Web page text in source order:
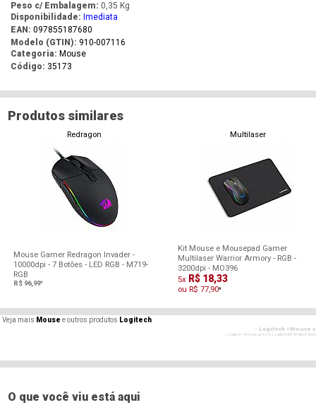
Peso c/ Embalagem: 0,35 Kg
Disponibilidade: Imediata
EAN: 097855187680
Modelo (GTIN): 910-007116
Categoria: Mouse
Código: 35173
Produtos similares
Redragon
Mouse Gamer Redragon Invader -
10000dpi - 7 Botões - LED RGB - M719-
RGB
R$ 96,99*
Multilaser
Kit Mouse e Mousepad Gamer
Multilaser Warrior Armory - RGB -
3200dpi - MO396
5x R$ 18,33
ou R$ 77,90*
Veja mais Mouse e outros produtos Logitech
- Logitech =Mouse
- - Logitech = Mouse sem Fio Logitech M240 Silent -
O que você viu está aqui